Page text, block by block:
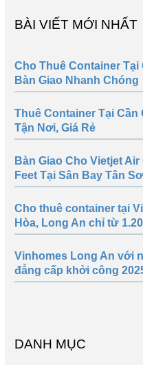
BÀI VIẾT MỚI NHẤT
Cho Thuê Container Tại
Bàn Giao Nhanh Chóng
Thuê Container Tại Cần
Tận Nơi, Giá Rẻ
Bàn Giao Cho Vietjet
Feet Tại Sân Bay Tân
Cho thuê container tại
Hòa, Long An chỉ từ
Vinhomes Long An với
đẳng cấp khởi công
DANH MỤC